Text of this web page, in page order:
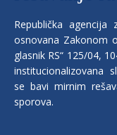
Republička
osnovana Zakonom
glasnik RS“ 125/04,
institucionalizovana
se bavi mirnim
sporova.